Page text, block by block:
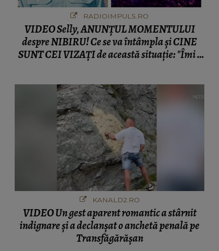
RADIOIMPULS.RO
VIDEO Selly, ANUNȚUL MOMENTULUI
despre NIBIRU! Ce se va întâmpla și CINE
SUNT CEI VIZAȚI de această situație: "Îmi e
KANALD2.RO
VIDEO Un gest aparent romantic a stârnit
indignare și a declanșat o anchetă penală pe
Transfăgărășan